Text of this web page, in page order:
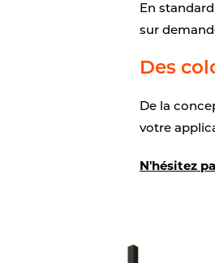
En
sur
Des
De la
votre
N'hésitez